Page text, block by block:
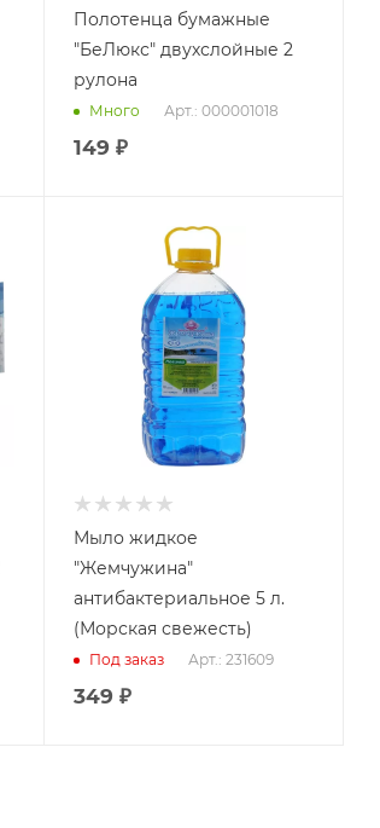
Полотенца бумажные
"БеЛюкс" двухслойные 2
рулона
Много Арт.: 000001018
149 ₽
Мыло жидкое
"Жемчужина"
антибактериальное 5 л.
(Морская свежесть)
Под заказ Арт.: 231609
349 ₽